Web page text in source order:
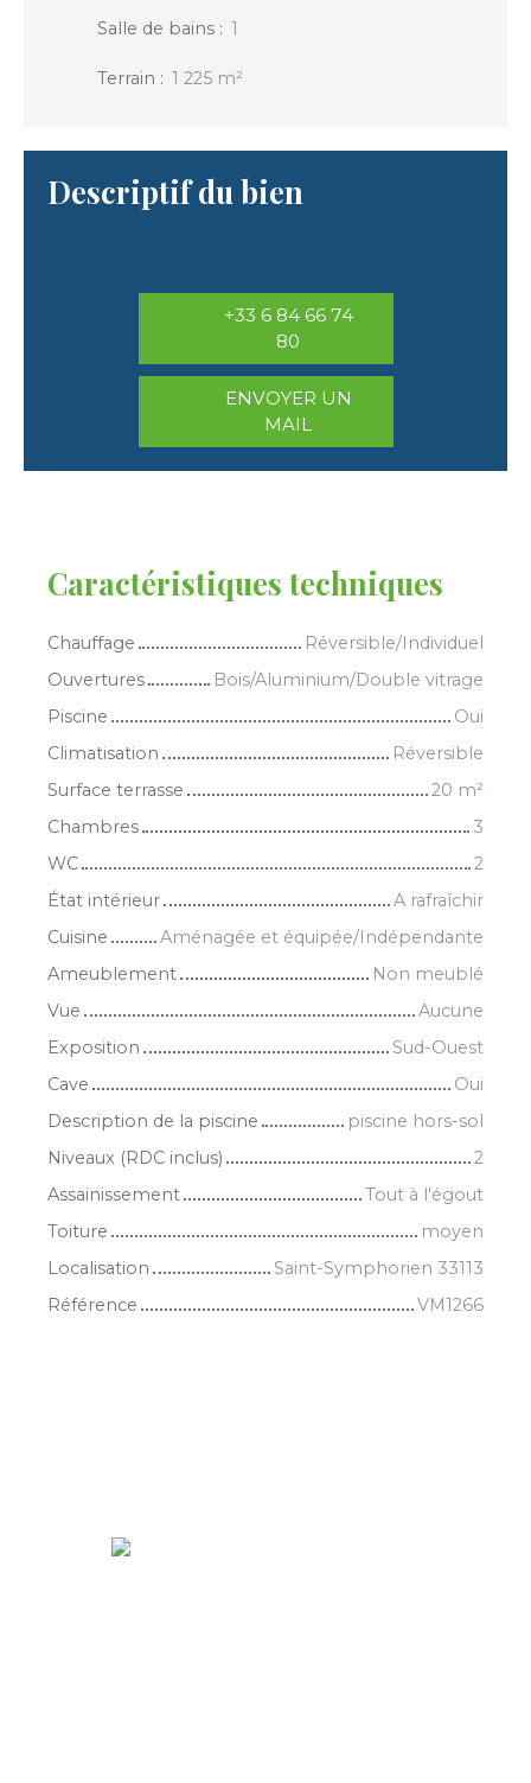
Salle de bains : 1
Terrain : 1 225 m²
Descriptif du bien
+33 6 84 66 74
80
ENVOYER UN
MAIL
Caractéristiques techniques
Chauffage
Réversible/Individuel
Ouvertures
Bois/Aluminium/Double vitrage
Piscine
Oui
Climatisation
Réversible
Surface terrasse
20 m²
Chambres
3
WC
2
État intérieur
A rafraîchir
Cuisine
Aménagée et équipée/Indépendante
Ameublement
Non meublé
Vue
Aucune
Exposition
Sud-Ouest
Cave
Oui
Description de la piscine
piscine hors-sol
Niveaux (RDC inclus)
2
Assainissement
Tout à l'égout
Toiture
moyen
Localisation
Saint-Symphorien 33113
Référence
VM1266